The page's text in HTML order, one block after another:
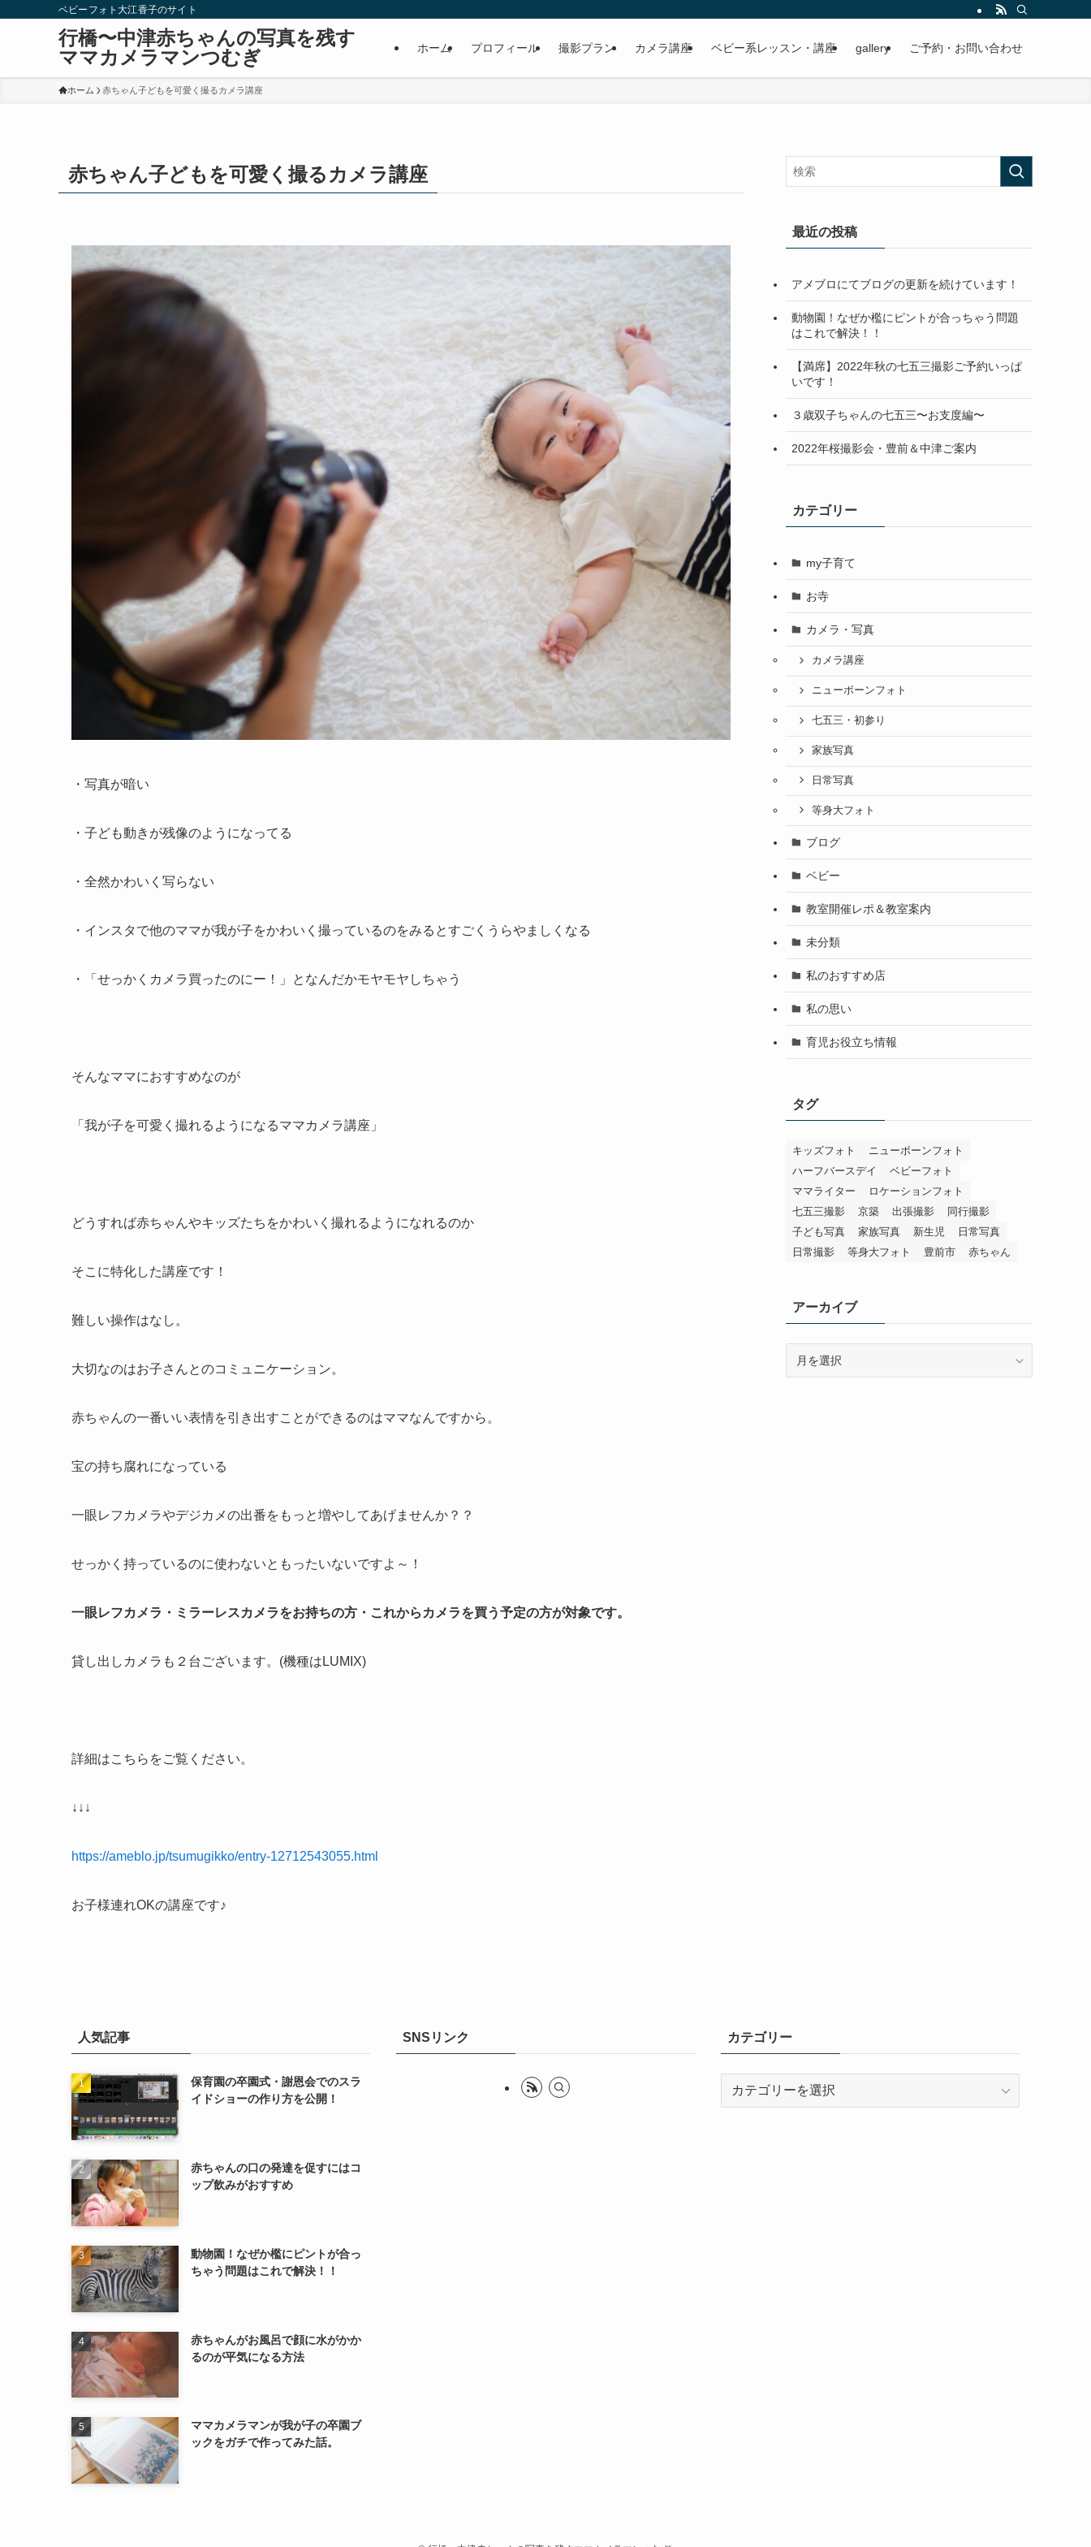
ベビーフォト大江香子のサイト
行橋〜中津赤ちゃんの写真を残す
ママカメラマンつむぎ
ホーム プロフィール 撮影プラン カメラ講座 ベビー系レッスン・講座 gallery ご予約・お問い合わせ
ホーム 赤ちゃん子どもを可愛く撮るカメラ講座
赤ちゃん子どもを可愛く撮るカメラ講座
・写真が暗い
・子ども動きが残像のようになってる
・全然かわいく写らない
・インスタで他のママが我が子をかわいく撮っているのをみるとすごくうらやましくなる
・「せっかくカメラ買ったのにー！」となんだかモヤモヤしちゃう
そんなママにおすすめなのが
「我が子を可愛く撮れるようになるママカメラ講座」
どうすれば赤ちゃんやキッズたちをかわいく撮れるようになれるのか
そこに特化した講座です！
難しい操作はなし。
大切なのはお子さんとのコミュニケーション。
赤ちゃんの一番いい表情を引き出すことができるのはママなんですから。
宝の持ち腐れになっている
一眼レフカメラやデジカメの出番をもっと増やしてあげませんか？？
せっかく持っているのに使わないともったいないですよ～！
一眼レフカメラ・ ミラーレスカメラをお持ちの方・これからカメラを買う予定の方が対象です。
貸し出しカメラも２台ございます。(機種はLUMIX)
詳細はこちらをご覧ください。
↓↓↓
https://ameblo.jp/tsumugikko/entry-12712543055.html
お子様連れOKの講座です♪
最近の投稿
アメブロにてブログの更新を続けています！
動物園！なぜか檻にピントが合っちゃう問題
はこれで解決！！
【満席】2022年秋の七五三撮影ご予約いっぱ
いです！
３歳双子ちゃんの七五三〜お支度編〜
2022年桜撮影会・豊前＆中津ご案内
カテゴリー
my子育て
お寺
カメラ・写真
カメラ講座
ニューボーンフォト
七五三・初参り
家族写真
日常写真
等身大フォト
ブログ
ベビー
教室開催レポ＆教室案内
未分類
私のおすすめ店
私の思い
育児お役立ち情報
タグ
キッズフォト
ニューボーンフォト
ハーフバースデイ
ベビーフォト
ママライター
ロケーションフォト
七五三撮影
京築 出張撮影
同行撮影
子ども写真
家族写真 新生児
日常写真
日常撮影
等身大フォト 豊前市 赤ちゃん
アーカイブ
人気記事
保育園の卒園式・謝恩会でのスラ
イドショーの作り方を公開！
赤ちゃんの口の発達を促すにはコ
ップ飲みがおすすめ
動物園！なぜか檻にピントが合っ
ちゃう問題はこれで解決！！
赤ちゃんがお風呂で顔に水がかか
るのが平気になる方法
ママカメラマンが我が子の卒園ブ
ックをガチで作ってみた話。
SNSリンク カテゴリー